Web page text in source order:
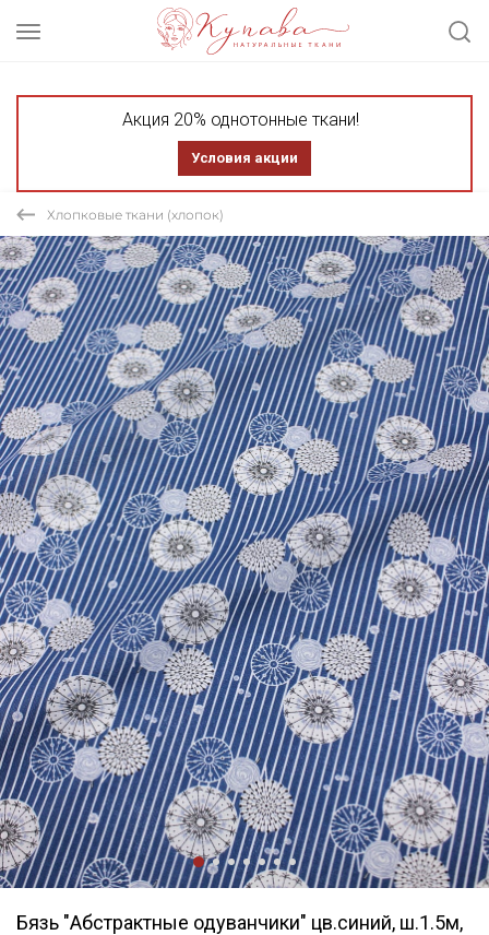
Акция 20% однотонные ткани!
Условия акции
Хлопковые ткани (хлопок)
Бязь "Абстрактные одуванчики" цв.синий, ш.1.5м,